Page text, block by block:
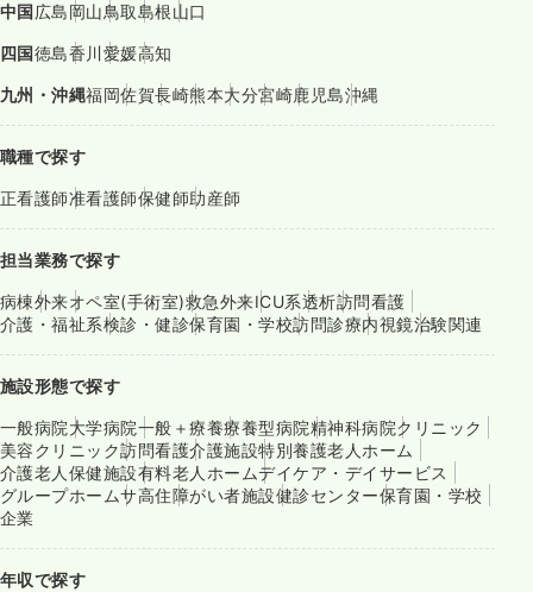
中国広島岡山鳥取島根山口
四国徳島香川愛媛高知
九州・沖縄福岡佐賀長崎熊本大分宮崎鹿児島沖縄
職種で探す
正看護師准看護師保健師助産師
担当業務で探す
病棟外来オペ室(手術室)救急外来ICU系透析訪問看護
介護・福祉系検診・健診保育園・学校訪問診療内視鏡治験関連
施設形態で探す
一般病院大学病院一般＋療養療養型病院精神科病院クリニック
美容クリニック訪問看護介護施設特別養護老人ホーム
介護老人保健施設有料老人ホームデイケア・デイサービス
グループホームサ高住障がい者施設健診センター保育園・学校
企業
年収で探す